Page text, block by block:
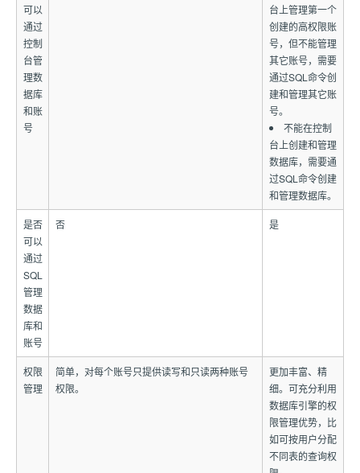
可以
通过
控制
台管
理数
据库
和账
号
台上管理第一个
创建的高权限账
号，但不能管理
其它账号，需要
通过SQL命令创
建和管理其它账
号。
不能在控制
台上创建和管理
数据库，需要通
过SQL命令创建
和管理数据库。
是否
可以
通过
SQL
管理
数据
库和
账号
否 是
权限
管理
简单，对每个账号只提供读写和只读两种账号
权限。
更加丰富、精
细。可充分利用
数据库引擎的权
限管理优势，比
如可按用户分配
不同表的查询权